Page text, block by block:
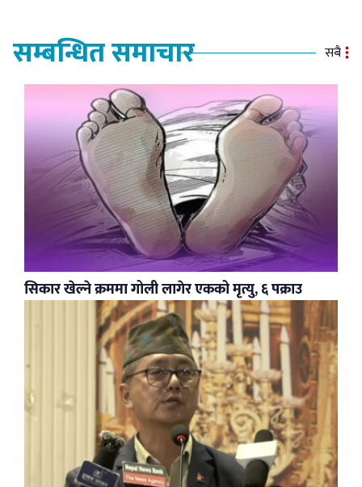
सम्बन्धित समाचार सबै
सिकार खेल्ने क्रममा गोली लागेर एकको मृत्यु, ६ पक्राउ